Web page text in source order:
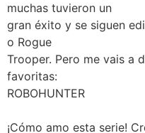
muchas tuvieron un
gran éxito y se siguen
o Rogue
Trooper. Pero me vais a
favoritas:
ROBOHUNTER
¡Cómo amo esta serie!